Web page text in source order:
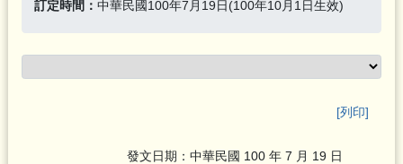
訂定時間： 中華民國100年7月19日(100年10月1日生效)
[列印]
發文日期：中華民國 100 年 7 月 19 日